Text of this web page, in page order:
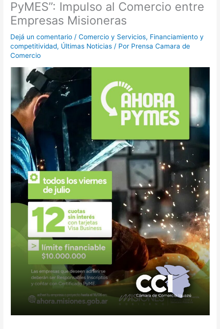
PyMES”: Impulso al Comercio entre
Empresas Misioneras
Dejá un comentario /Comercio y Servicios, Financiamiento y
competitividad, Últimas Noticias / Por Prensa Camara de
Comercio